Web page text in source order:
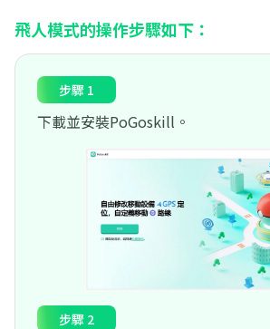
飛人模式的操作步驟如下：
步驟 1
下載並安裝PoGoskill。
步驟 2